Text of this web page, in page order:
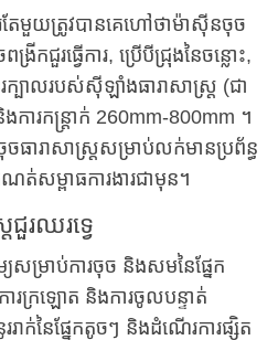
ែមួយត្រូវបានគេហៅថាម៉ាស៊ីនចុច
រីក​ជួរ​ធ្វើការ​, ប្រើ​បី​ជ្រុង​នៃ​ចន្លោះ​,
បាល​របស់​ស៊ីឡាំង​ធារាសាស្ត្រ (ជា​
ការ​កន្ត្រាក់ 260mm-800mm ។
ារាសាស្ត្រសម្រាប់លក់មានប្រព័ន្ធ
ត់សម្ពាធការងារជាមុន។
ជួរឈរទ្វេ
ម្រាប់ការចុច និងសមនៃផ្នែក
ារក្រឡោត និងការចូលបន្ទាត់
ាក់នៃផ្នែកតូចៗ និងដំណើរការផ្សិត